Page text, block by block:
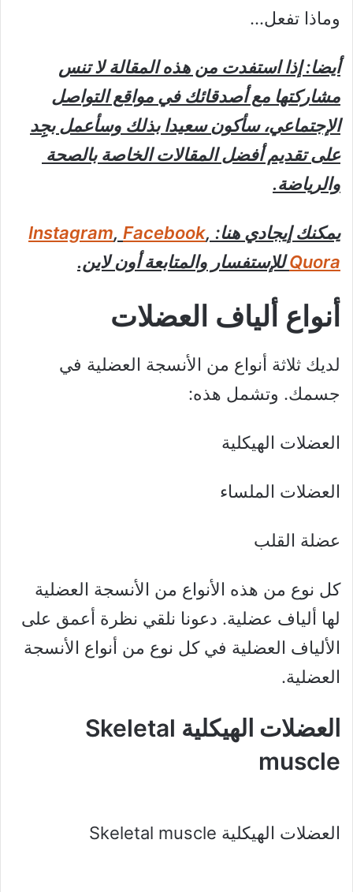
وماذا تفعل…
أيضا: إذا استفدت من هذه المقالة لا تنس
مشاركتها مع أصدقائك في مواقع التواصل
الإجتماعي، سأكون سعيدا بذلك وسأعمل بجِِد
على تقديم أفضل المقالات الخاصة بالصحة
والرياضة.
يمكنك إيجادي هنا: Instagram, Facebook,
Quoraللإستفسار والمتابعة أون لاين.
أنواع ألياف العضلات
لديك ثلاثة أنواع من الأنسجة العضلية في
جسمك. وتشمل هذه:
العضلات الهيكلية
العضلات الملساء
عضلة القلب
كل نوع من هذه الأنواع من الأنسجة العضلية
لها ألياف عضلية. دعونا نلقي نظرة أعمق على
الألياف العضلية في كل نوع من أنواع الأنسجة
العضلية.
العضلات الهيكلية Skeletal
muscle
العضلات الهيكلية Skeletal muscle